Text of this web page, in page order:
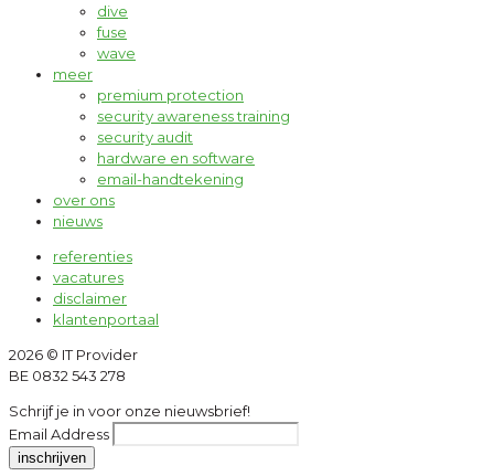
dive
fuse
wave
meer
premium protection
security awareness training
security audit
hardware en software
email-handtekening
over ons
nieuws
referenties
vacatures
disclaimer
klantenportaal
2026 © IT Provider
BE 0832 543 278
Schrijf je in voor onze nieuwsbrief!
Email Address